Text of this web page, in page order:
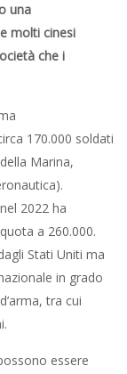
una
molti cinesi
che i
170.000 soldati
Marina,
2022 ha
a 260.000.
Stati Uniti ma
in grado
tra cui
essere